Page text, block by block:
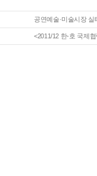
공연예술·미술시장
<2011/12 한-호 국제